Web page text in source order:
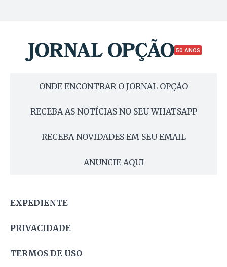
50 ANOS
ONDE ENCONTRAR O JORNAL OPÇÃO
RECEBA AS NOTÍCIAS NO SEU WHATSAPP
RECEBA NOVIDADES EM SEU EMAIL
ANUNCIE AQUI
EXPEDIENTE
PRIVACIDADE
TERMOS DE USO